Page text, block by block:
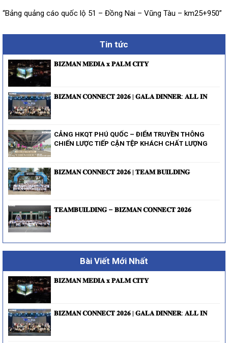
“Bảng quảng cáo quốc lộ 51 – Đồng Nai – Vũng Tàu – km25+950”
Tin tức
𝐁𝐈𝐙𝐌𝐀𝐍 𝐌𝐄𝐃𝐈𝐀 𝐱 𝐏𝐀𝐋𝐌 𝐂𝐈𝐓𝐘
𝐁𝐈𝐙𝐌𝐀𝐍 𝐂𝐎𝐍𝐍𝐄𝐂𝐓 𝟐𝟎𝟐𝟔 | 𝐆𝐀𝐋𝐀 𝐃𝐈𝐍𝐍𝐄𝐑: 𝐀𝐋𝐋 𝐈𝐍
CẢNG HKQT PHÚ QUỐC – ĐIỂM TRUYỀN THÔNG
CHIẾN LƯỢC TIẾP CẬN TỆP KHÁCH CHẤT LƯỢNG
𝐁𝐈𝐙𝐌𝐀𝐍 𝐂𝐎𝐍𝐍𝐄𝐂𝐓 𝟐𝟎𝟐𝟔 | 𝐓𝐄𝐀𝐌 𝐁𝐔𝐈𝐋𝐃𝐈𝐍𝐆
𝐓𝐄𝐀𝐌𝐁𝐔𝐈𝐋𝐃𝐈𝐍𝐆 – 𝐁𝐈𝐙𝐌𝐀𝐍 𝐂𝐎𝐍𝐍𝐄𝐂𝐓 𝟐𝟎𝟐𝟔
Bài Viết Mới Nhất
𝐁𝐈𝐙𝐌𝐀𝐍 𝐌𝐄𝐃𝐈𝐀 𝐱 𝐏𝐀𝐋𝐌 𝐂𝐈𝐓𝐘
𝐁𝐈𝐙𝐌𝐀𝐍 𝐂𝐎𝐍𝐍𝐄𝐂𝐓 𝟐𝟎𝟐𝟔 | 𝐆𝐀𝐋𝐀 𝐃𝐈𝐍𝐍𝐄𝐑: 𝐀𝐋𝐋 𝐈𝐍